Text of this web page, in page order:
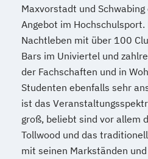
Maxvorstadt und
Angebot im
Nachtleben mit über 100
Bars im Univiertel und
der Fachschaften und in
Studenten ebenfalls sehr
ist das
groß, beliebt sind vor allem
Tollwood und das
mit seinen Markständen